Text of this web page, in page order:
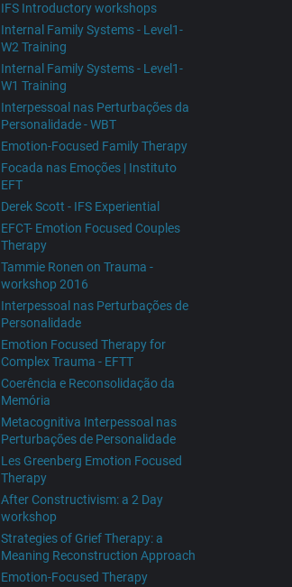
IFS Introductory workshops
Internal Family Systems - Level1-
W2 Training
Internal Family Systems - Level1-
W1 Training
Interpessoal nas Perturbações da
Personalidade - WBT
Emotion-Focused Family Therapy
Focada nas Emoções | Instituto
EFT
Derek Scott - IFS Experiential
EFCT- Emotion Focused Couples
Therapy
Tammie Ronen on Trauma -
workshop 2016
Interpessoal nas Perturbações de
Personalidade
Emotion Focused Therapy for
Complex Trauma - EFTT
Coerência e Reconsolidação da
Memória
Metacognitiva Interpessoal nas
Perturbações de Personalidade
Les Greenberg Emotion Focused
Therapy
After Constructivism: a 2 Day
workshop
Strategies of Grief Therapy: a
Meaning Reconstruction Approach
Emotion-Focused Therapy